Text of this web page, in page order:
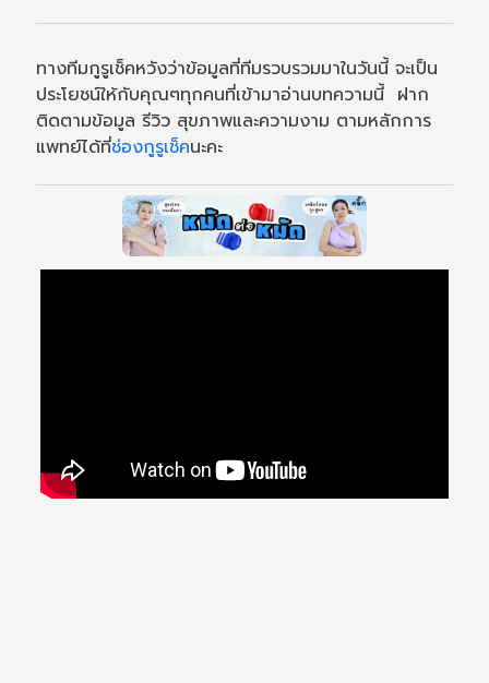
ทางทีมกูรูเช็คหวังว่าข้อมูลที่ทีมรวบรวมมาในวันนี้ จะเป็น
ประโยชน์ให้กับคุณๆทุกคนที่เข้ามาอ่านบทความนี้ ฝาก
ติดตามข้อมูล รีวิว สุขภาพและความงาม ตามหลักการ
แพทย์ได้ที่ช่องกูรูเช็คนะคะ